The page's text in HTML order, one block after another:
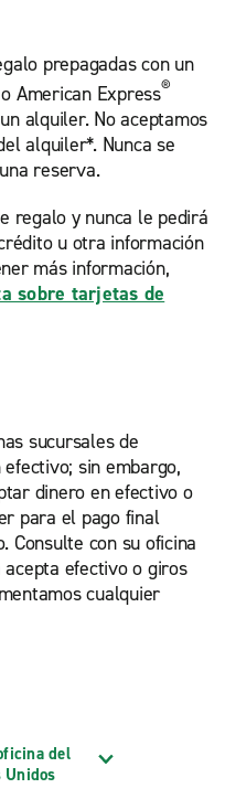
prepagadas con un
o American Express®
alquiler. No aceptamos
alquiler*. Nunca se
reserva.
regalo y nunca le pedirá
u otra información
más información,
sobre tarjetas de
sucursales de
sin embargo,
dinero en efectivo o
para el pago final
Consulte con su oficina
efectivo o giros
cualquier
del
Unidos